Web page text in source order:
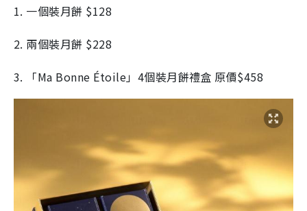
1. 一個裝月餅 $128
2. 兩個裝月餅 $228
3. 「Ma Bonne Étoile」4個裝月餅禮盒 原價$458